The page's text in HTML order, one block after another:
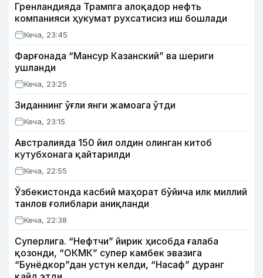
Гренландияда Трампга алоқадор нефть
компанияси ҳукумат рухсатисиз иш бошлади
Кеча, 23:45
Фарғонада “Мансур Казанский” ва шериги
ушланди
Кеча, 23:25
Зиданнинг ўғли янги жамоага ўтди
Кеча, 23:15
Австралияда 150 йил олдин олинган китоб
кутубхонага қайтарилди
Кеча, 22:55
Ўзбекистонда касбий маҳорат бўйича илк миллий
танлов ғолиблари аниқланди
Кеча, 22:38
Суперлига. “Нефтчи” йирик ҳисобда ғалаба
қозонди, “ОКМК” супер камбек эвазига
“Бунёдкор”дан устун келди, “Насаф” дуранг